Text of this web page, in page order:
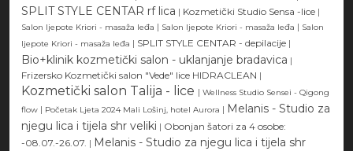
SPLIT STYLE CENTAR rf lica | Kozmetički Studio Sensa -lice |
Salon ljepote Kriori - masaža leđa | Salon ljepote Kriori - masaža leđa | Salon
ljepote Kriori - masaža leđa | SPLIT STYLE CENTAR - depilacije |
Bio+klinik kozmetički salon - uklanjanje bradavica |
Frizersko Kozmetički salon "Vede" lice HIDRACLEAN |
Kozmetički salon Talija - lice | Wellness Studio Sensei - Qigong
flow | Početak Ljeta 2024 Mali Lošinj, hotel Aurora | Melanis - Studio za
njegu lica i tijela shr veliki | Obonjan šatori za 4 osobe:
-08.07.-26.07. | Melanis - Studio za njegu lica i tijela shr